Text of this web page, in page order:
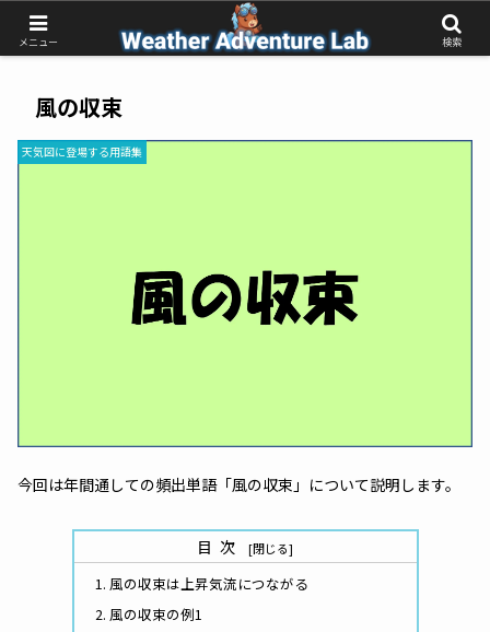
受動的な予報待ちから、能動的な気象判断へ
風の収束
天気図に登場する用語集
今回は年間通しての頻出単語「風の収束」について説明します。
目次
風の収束は上昇気流につながる
風の収束の例1
メニュー 検索